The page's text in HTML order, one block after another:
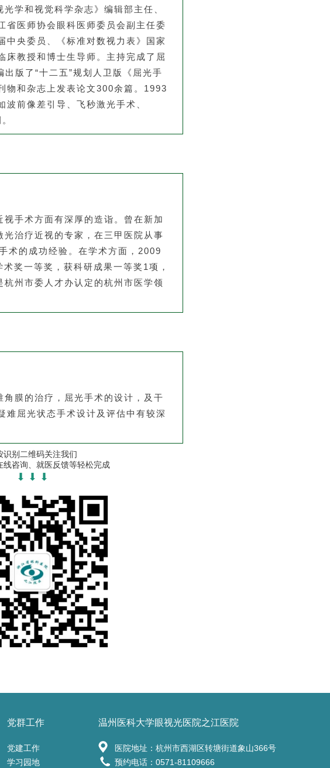
学和视觉科学杂志》编辑部主任、
省医师协会眼科医师委员会副主任委
中央委员、《标准对数视力表》国家
床教授和博士生导师。主持完成了屈
版了“十二五”规划人卫版《屈光手
物和杂志上发表论文300余篇。1993
前像差引导、飞秒激光手术、
手术方面有深厚的造诣。曾在新加
治疗近视的专家，在三甲医院从事
术的成功经验。在学术方面，2009
奖一等奖，获科研成果一等奖1项，
州市委人才办认定的杭州市医学领
膜的治疗，屈光手术的设计，及干
难屈光状态手术设计及评估中有较深
识别二维码关注我们
线咨询、就医反馈等轻松完成
⬇ ⬇ ⬇
党群工作
党建工作
学习园地
温州医科大学眼视光医院之江医院
医院地址：杭州市西湖区转塘街道象山366号
预约电话：0571-81109666